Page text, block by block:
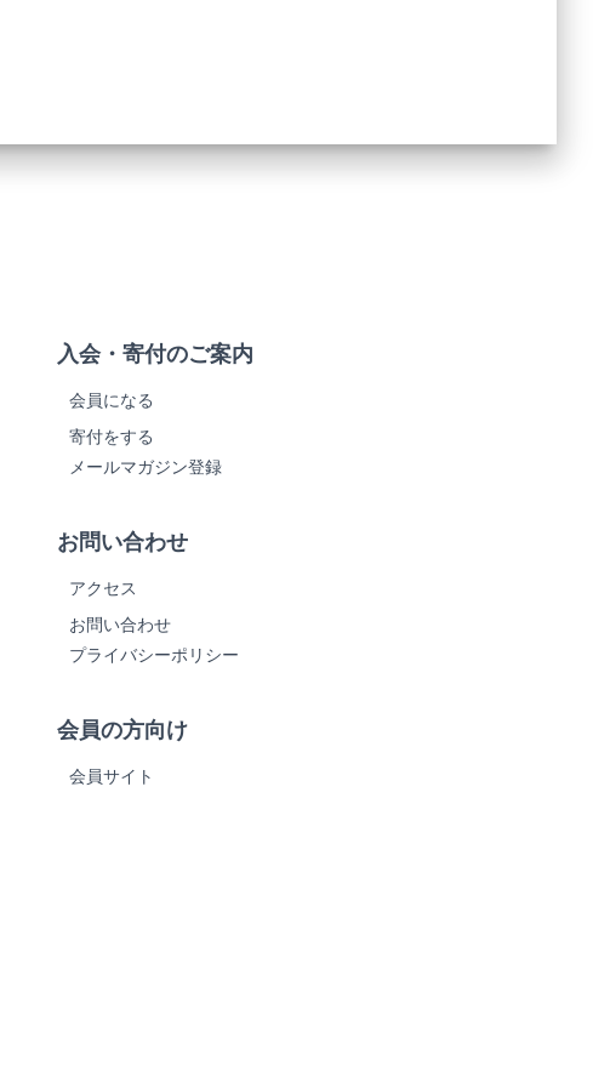
入会・寄付のご案内
会員になる
寄付をする
メールマガジン登録
お問い合わせ
アクセス
お問い合わせ
プライバシーポリシー
会員の方向け
会員サイト